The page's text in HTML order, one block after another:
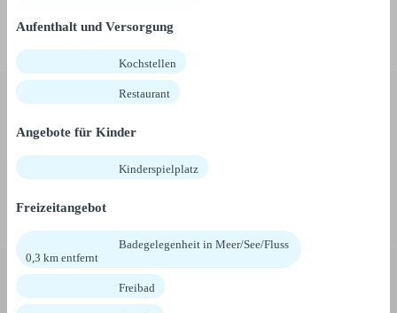
Aufenthalt und Versorgung
Kochstellen
Restaurant
Angebote für Kinder
Kinderspielplatz
Freizeitangebot
Badegelegenheit in Meer/See/Fluss
0,3 km entfernt
Freibad